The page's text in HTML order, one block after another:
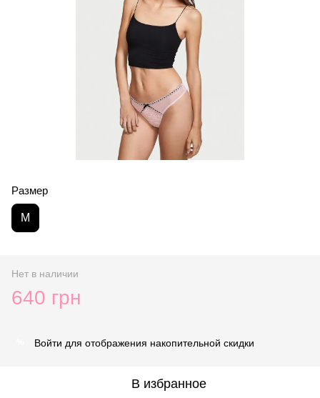
Размер
M
Нет в наличии
640 грн
Войти для отображения накопительной скидки
В избранное